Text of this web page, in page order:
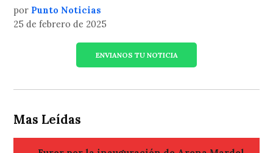
por Punto Noticias
25 de febrero de 2025
ENVIANOS TU NOTICIA
Mas Leídas